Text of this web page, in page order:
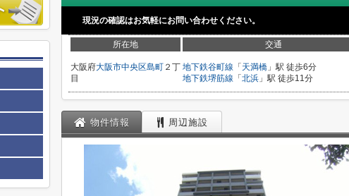
現況の確認はお気軽にお問い合わせください。
所在地 交通
大阪府大阪市中央区島町 ２丁
目
地下鉄谷町線 「 天満橋 」駅 徒歩6分
地下鉄堺筋線 「 北浜 」駅 徒歩11分
物件情報 周辺施設